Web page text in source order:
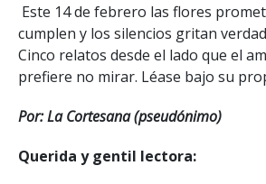
Este 14 de febrero las flores
cumplen y los silencios gritan
Cinco relatos desde el lado que el
prefiere no mirar. Léase bajo su
Por: La Cortesana (pseudónimo)
Querida y gentil lectora: